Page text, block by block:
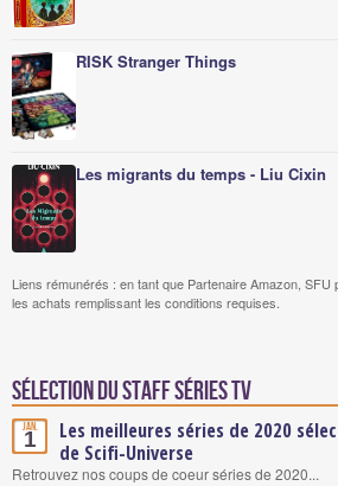
RISK Stranger Things
Les migrants du temps - Liu Cixin
Liens rémunérés : en tant que Partenaire Amazon,
les achats remplissant les conditions requises.
Sélection du staff Séries TV
Jan.
1
Les meilleures séries de 2020
de Scifi-Universe
Retrouvez nos coups de coeur séries de 2020...